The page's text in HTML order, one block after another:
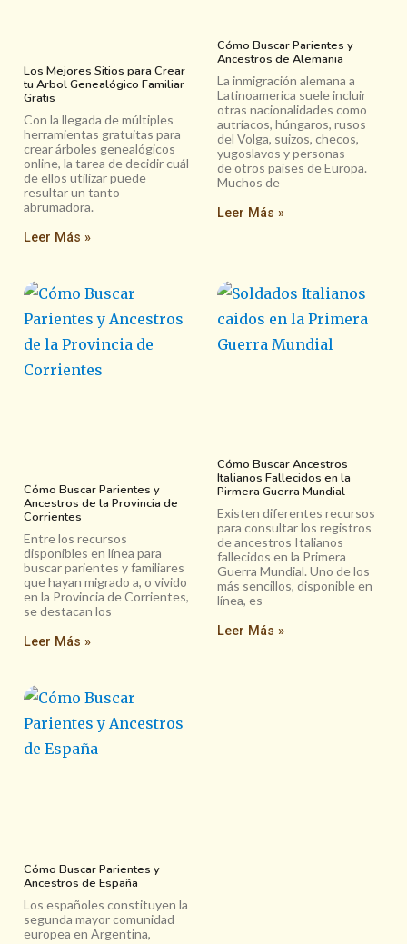
Los Mejores Sitios para Crear
tu Arbol Genealógico Familiar
Gratis
Con la llegada de múltiples
herramientas gratuitas para
crear árboles genealógicos
online, la tarea de decidir cuál
de ellos utilizar puede
resultar un tanto
abrumadora.
Leer Más »
Cómo Buscar Parientes y
Ancestros de Alemania
La inmigración alemana a
Latinoamerica suele incluir
otras nacionalidades como
autríacos, húngaros, rusos
del Volga, suizos, checos,
yugoslavos y personas
de otros países de Europa.
Muchos de
Leer Más »
Cómo Buscar Parientes y
Ancestros de la Provincia de
Corrientes
Entre los recursos
disponibles en línea para
buscar parientes y familiares
que hayan migrado a, o vivido
en la Provincia de Corrientes,
se destacan los
Leer Más »
Cómo Buscar Ancestros
Italianos Fallecidos en la
Pirmera Guerra Mundial
Existen diferentes recursos
para consultar los registros
de ancestros Italianos
fallecidos en la Primera
Guerra Mundial. Uno de los
más sencillos, disponible en
línea, es
Leer Más »
Cómo Buscar Parientes y
Ancestros de España
Los españoles constituyen la
segunda mayor comunidad
europea en Argentina,